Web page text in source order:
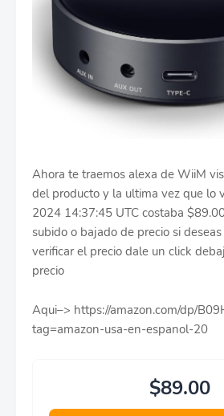
Ahora te traemos alexa de WiiM
del producto y la ultima vez que lo
2024 14:37:45 UTC costaba
subido o bajado de precio si
verificar el precio dale un click
precio
Aqui–> https://amazon.com/dp/
tag=amazon-usa-en-espanol-20
$89.00